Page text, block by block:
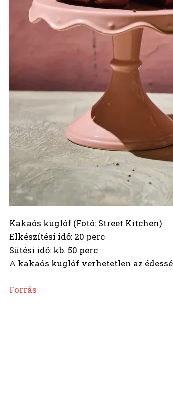
Kakaós kuglóf (Fotó: Street Kitchen)
Elkészítési idő: 20 perc
Sütési idő: kb. 50 perc
A kakaós kuglóf verhetetlen az
Forrás